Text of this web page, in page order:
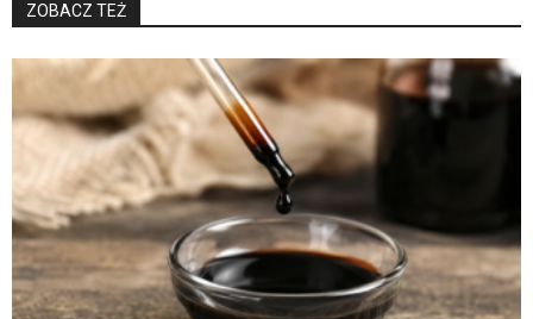
ZOBACZ TEŻ